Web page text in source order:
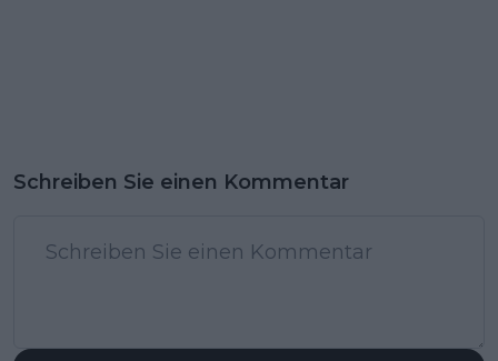
Schreiben Sie einen Kommentar